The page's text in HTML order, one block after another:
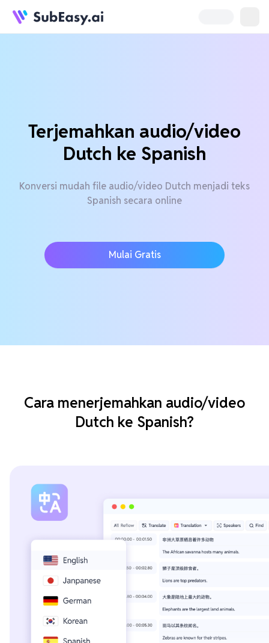
Terjemahkan audio/video
Dutch ke Spanish
Konversi mudah file audio/video Dutch menjadi teks
Spanish secara online
Mulai Gratis
Cara menerjemahkan audio/video
Dutch ke Spanish?